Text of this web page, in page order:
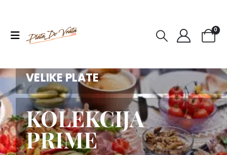
0
VELIKE PLATE
KOLEKCIJA
PRIME